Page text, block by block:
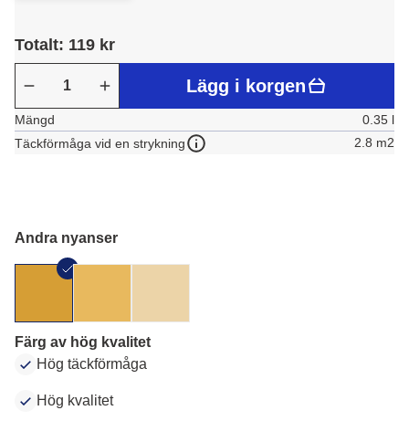
Totalt: 119 kr
Lägg i korgen
Mängd
0.35 l
Täckförmåga vid en strykning
2.8 m2
Andra nyanser
Färg av hög kvalitet
Hög täckförmåga
Hög kvalitet